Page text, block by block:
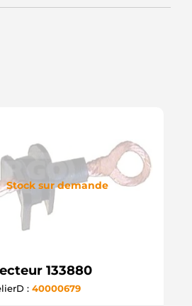
Stock sur demande
133880
: 40000679